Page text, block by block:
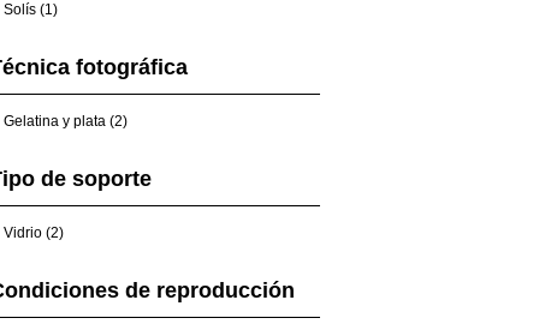
Solís (1)
fotográfica
Gelatina y plata (2)
de soporte
Vidrio (2)
de reproducción